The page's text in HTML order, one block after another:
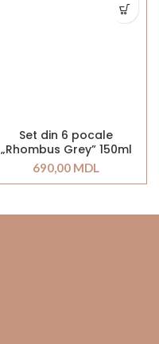
Set din 6 pocale
„Rhombus Grey” 150ml
690,00 MDL